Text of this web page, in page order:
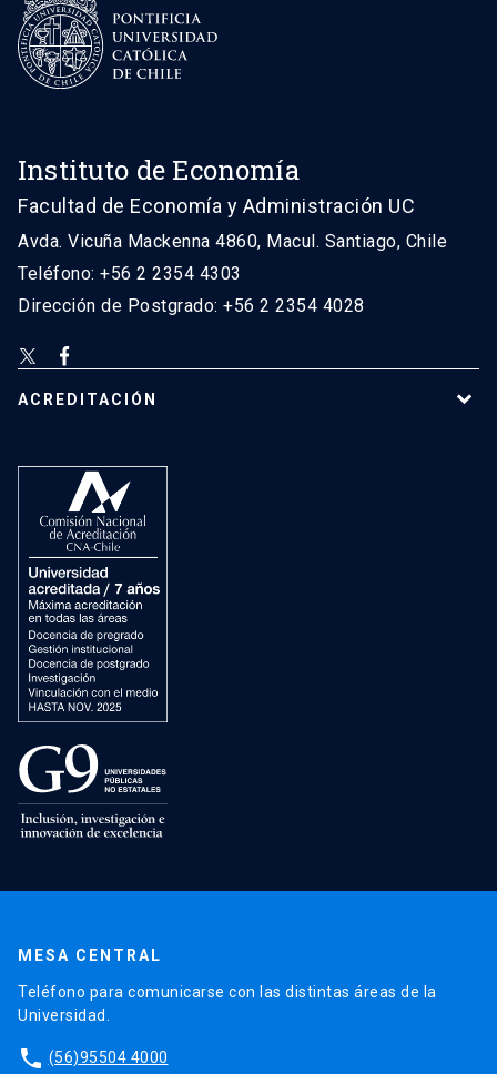
Instituto de Economía
Facultad de Economía y Administración UC
Avda. Vicuña Mackenna 4860, Macul. Santiago, Chile
Teléfono: +56 2 2354 4303
Dirección de Postgrado: +56 2 2354 4028
ACREDITACIÓN
MESA CENTRAL
Teléfono para comunicarse con las distintas áreas de la
Universidad.
phone (56)95504 4000